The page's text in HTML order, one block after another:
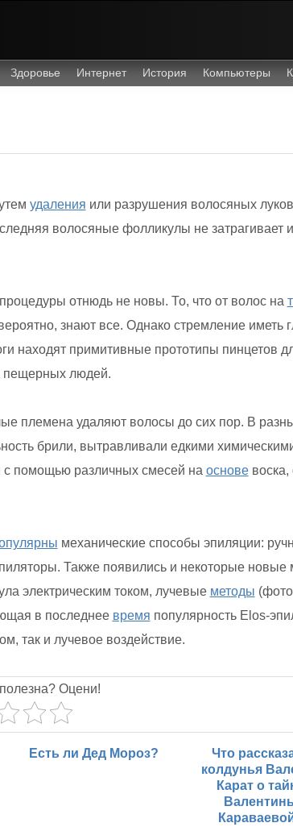
Здоровье Интернет История Компьютеры
удаления или разрушения волосяных
волосяные фолликулы не затрагивает
отнюдь не новы. То, что от волос на
знают все. Однако стремление иметь
находят примитивные прототипы пинцетов
пещерных людей.
племена удаляют волосы до сих пор. В
брили, вытравливали едкими
с помощью различных смесей на основевоска,
механические способы эпиляции:
Также появились и некоторые новые
электрическим током, лучевые методы
в последнее время популярность Elos-
так и лучевое воздействие.
Оцени!
Есть ли Дед Мороз?
Что
колдунья
Карат о